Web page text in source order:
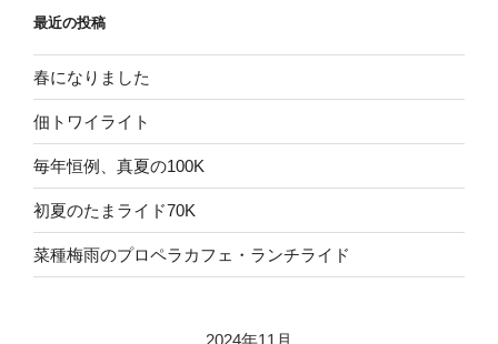
最近の投稿
春になりました
佃トワイライト
毎年恒例、真夏の100K
初夏のたまライド70K
菜種梅雨のプロペラカフェ・ランチライド